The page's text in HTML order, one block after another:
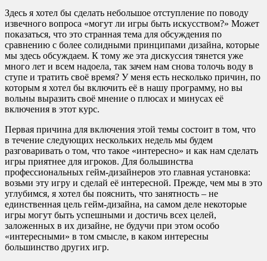
Здесь я хотел бы сделать небольшое отступление по поводу
извечного вопроса «могут ли игры быть искусством?» Может
показаться, что это странная тема для обсуждения по
сравнению с более солидными принципами дизайна, которые
мы здесь обсуждаем. К тому же эта дискуссия тянется уже
много лет и всем надоела, так зачем нам снова толочь воду в
ступе и тратить своё время? У меня есть несколько причин, по
которым я хотел бы включить её в нашу программу, но вы
вольны выразить своё мнение о плюсах и минусах её
включения в этот курс.
Первая причина для включения этой темы состоит в том, что
в течение следующих нескольких недель мы будем
разговаривать о том, что такое «интересно» и как нам сделать
игры приятнее для игроков. Для большинства
профессиональных гейм-дизайнеров это главная установка:
возьми эту игру и сделай её интересной. Прежде, чем мы в это
углубимся, я хотел бы пояснить, что занятность – не
единственная цель гейм-дизайна, на самом деле некоторые
игры могут быть успешными и достичь всех целей,
заложенных в их дизайне, не будучи при этом особо
«интересными» в том смысле, в каком интересны
большинство других игр.